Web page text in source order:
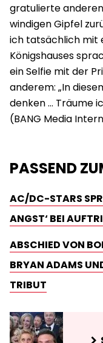
gratulierte
windigen Gipfel
ich tatsächlich mit
Königshauses
ein Selfie mit der
anderem: „In
denken … Träume
PASSEND
AC/DC-STARS
NGST‘ BEI
ABSCHIED VON
BRYAN ADAMS
TRIBUT